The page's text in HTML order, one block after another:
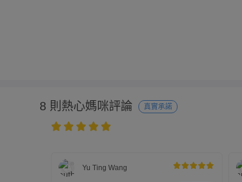
8 則熱心媽咪評論 真實承諾
Yu Ting Wang